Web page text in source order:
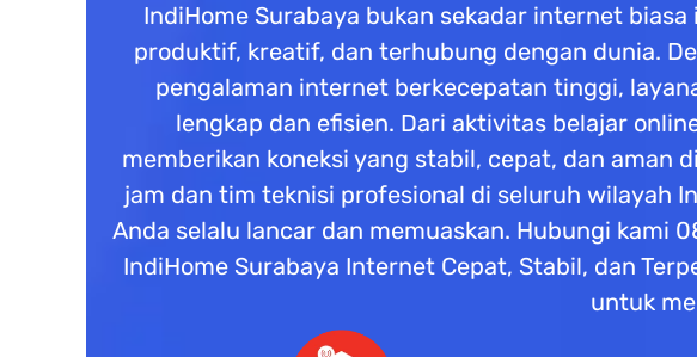
IndiHome Surabaya bukan sekadar internet
produktif, kreatif, dan terhubung dengan dunia.
pengalaman internet berkecepatan tinggi,
lengkap dan efisien. Dari aktivitas belajar
memberikan koneksi yang stabil, cepat, dan aman
jam dan tim teknisi profesional di seluruh wilayah
Anda selalu lancar dan memuaskan. Hubungi kami
IndiHome Surabaya Internet Cepat, Stabil, dan
untuk